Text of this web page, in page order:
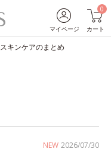
マイページ
0
カート
スキンケアのまとめ
NEW 2026/07/30